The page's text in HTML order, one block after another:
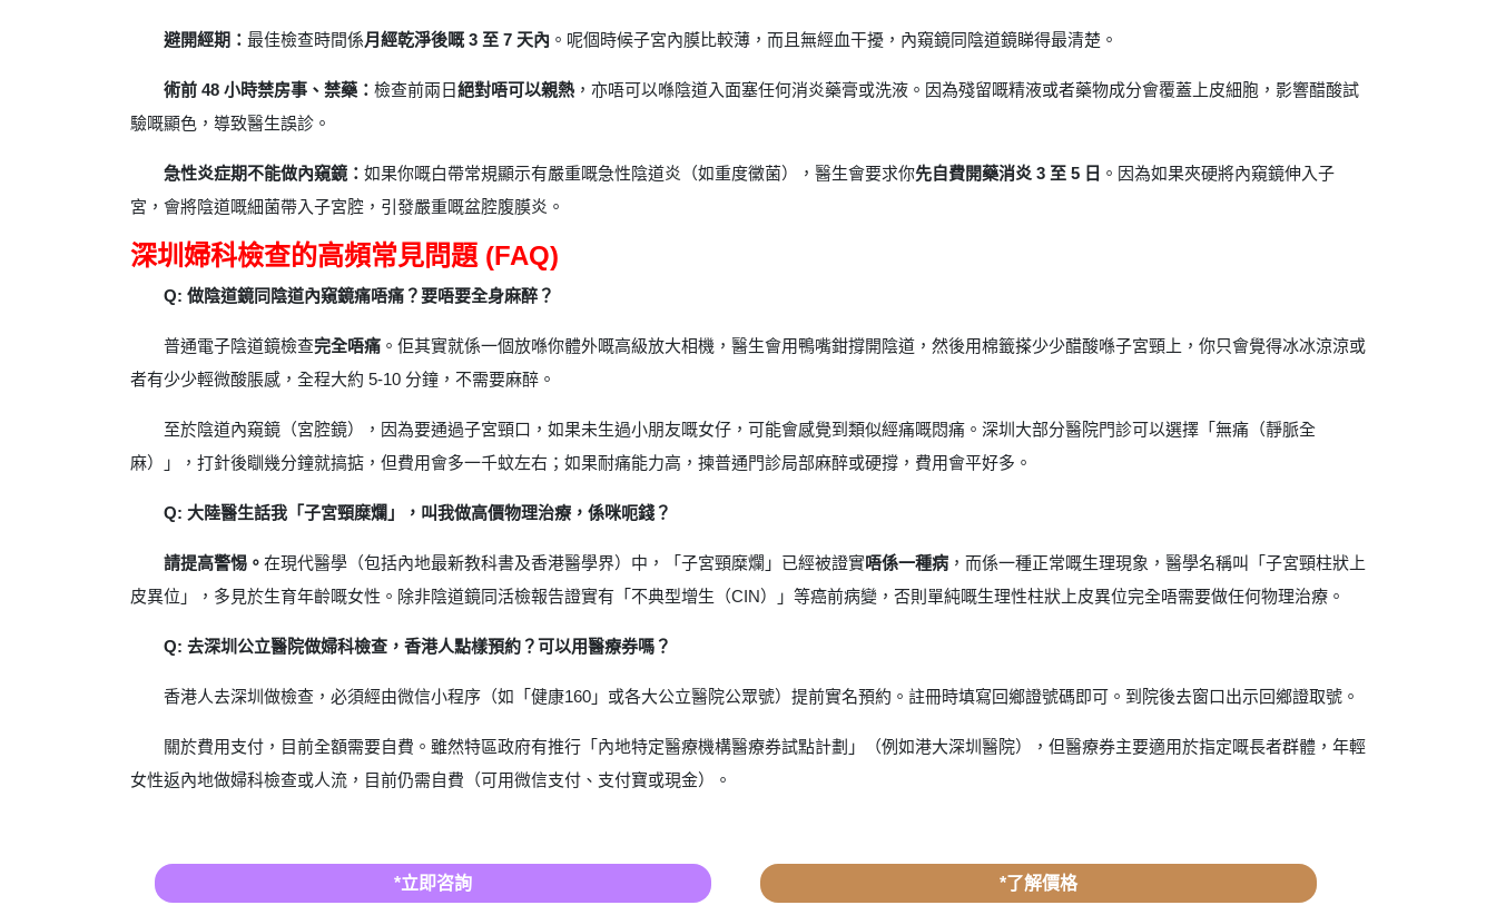
避開經期： 最佳檢查時間係月經乾淨後嘅 3 至 7 天內 。呢個時候子宮內膜比較薄，而且無經血干擾，內窺鏡同陰道鏡睇得最清楚。
術前 48 小時禁房事、禁藥： 檢查前兩日絕對唔可以親熱 ，亦唔可以喺陰道入面塞任何消炎藥膏或洗液。因為殘留嘅精液或者藥物成分會覆蓋上皮細胞，影響醋酸試
驗嘅顯色，導致醫生誤診。
急性炎症期不能做內窺鏡： 如果你嘅白帶常規顯示有嚴重嘅急性陰道炎（如重度黴菌），醫生會要求你先自費開藥消炎 3 至 5 日 。因為如果夾硬將內窺鏡伸入子
宮，會將陰道嘅細菌帶入子宮腔，引發嚴重嘅盆腔腹膜炎。
深圳婦科檢查的高頻常見問題 (FAQ)
Q: 做陰道鏡同陰道內窺鏡痛唔痛？要唔要全身麻醉？
普通電子陰道鏡檢查完全唔痛 。佢其實就係一個放喺你體外嘅高級放大相機，醫生會用鴨嘴鉗撐開陰道，然後用棉籤搽少少醋酸喺子宮頸上，你只會覺得冰冰涼涼或
者有少少輕微酸脹感，全程大約 5-10 分鐘，不需要麻醉。
至於陰道內窺鏡（宮腔鏡），因為要通過子宮頸口，如果未生過小朋友嘅女仔，可能會感覺到類似經痛嘅悶痛。深圳大部分醫院門診可以選擇「無痛（靜脈全
麻）」，打針後瞓幾分鐘就搞掂，但費用會多一千蚊左右；如果耐痛能力高，揀普通門診局部麻醉或硬撐，費用會平好多。
Q: 大陸醫生話我「子宮頸糜爛」，叫我做高價物理治療，係咪呃錢？
請提高警惕。 在現代醫學（包括內地最新教科書及香港醫學界）中，「子宮頸糜爛」已經被證實唔係一種病 ，而係一種正常嘅生理現象，醫學名稱叫「子宮頸柱狀上
皮異位」，多見於生育年齡嘅女性。除非陰道鏡同活檢報告證實有「不典型增生（CIN）」等癌前病變，否則單純嘅生理性柱狀上皮異位完全唔需要做任何物理治療。
Q: 去深圳公立醫院做婦科檢查，香港人點樣預約？可以用醫療券嗎？
香港人去深圳做檢查，必須經由微信小程序（如「健康160」或各大公立醫院公眾號）提前實名預約。註冊時填寫回鄉證號碼即可。到院後去窗口出示回鄉證取號。
關於費用支付，目前全額需要自費。雖然特區政府有推行「內地特定醫療機構醫療券試點計劃」（例如港大深圳醫院），但醫療券主要適用於指定嘅長者群體，年輕
女性返內地做婦科檢查或人流，目前仍需自費（可用微信支付、支付寶或現金）。
*立即咨詢 *了解價格